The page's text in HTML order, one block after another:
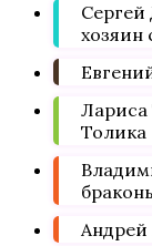
хозяин
Лариса
Толика